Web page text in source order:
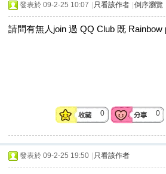
發表於 09-2-25 10:07 只看該作者 倒序瀏覽
請問有無人join 過 QQ Club 既
0 0
發表於 09-2-25 19:50 只看該作者